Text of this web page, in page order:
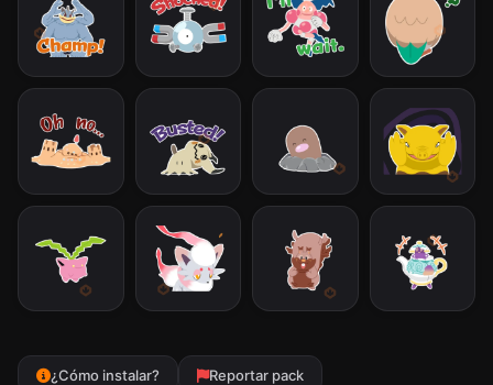
¿Cómo instalar? Reportar pack